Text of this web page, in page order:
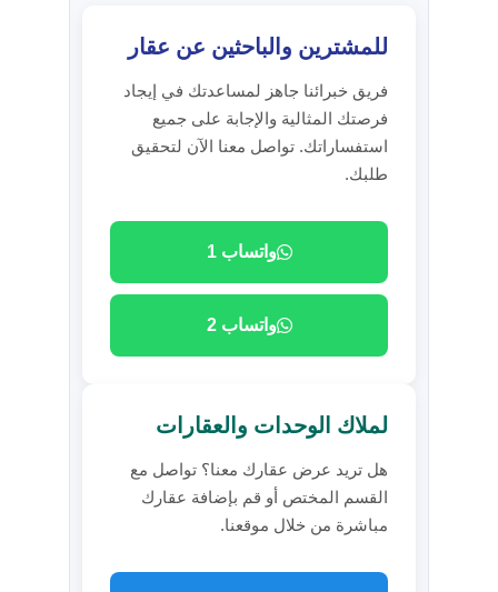
للمشترين والباحثين عن عقار
فريق خبرائنا جاهز لمساعدتك في إيجاد
فرصتك المثالية والإجابة على جميع
استفساراتك. تواصل معنا الآن لتحقيق
طلبك.
واتساب 1
واتساب 2
لملاك الوحدات والعقارات
هل تريد عرض عقارك معنا؟ تواصل مع
القسم المختص أو قم بإضافة عقارك
مباشرة من خلال موقعنا.